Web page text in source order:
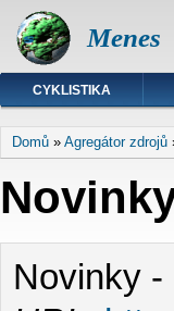
Menes
CYKLISTIKA
Jste zde
Domů » Agregátor zdrojů
Novinky